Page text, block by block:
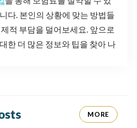
다. 본인의 상황에 맞는 방법들
적 부담을 덜어보세요. 앞으로
한 더 많은 정보와 팁을 찾아 나
MORE